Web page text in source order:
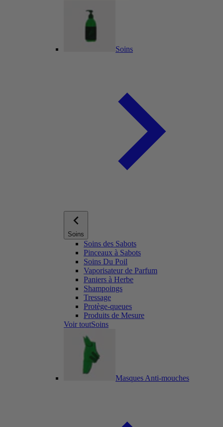
Soins
Soins
Soins des Sabots
Pinceaux à Sabots
Soins Du Poil
Vaporisateur de Parfum
Paniers à Herbe
Shampoings
Tressage
Protège-queues
Produits de Mesure
Voir toutSoins
Masques Anti-mouches